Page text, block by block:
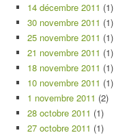
14 décembre 2011 (1)
30 novembre 2011 (1)
25 novembre 2011 (1)
21 novembre 2011 (1)
18 novembre 2011 (1)
10 novembre 2011 (1)
1 novembre 2011 (2)
28 octobre 2011 (1)
27 octobre 2011 (1)